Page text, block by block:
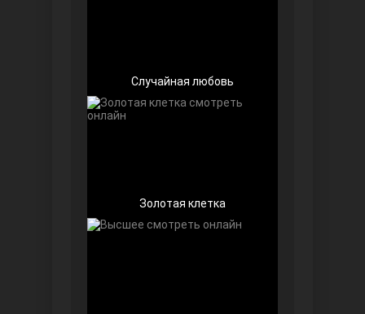
Далекий город
Случайная любовь
Золотая клетка